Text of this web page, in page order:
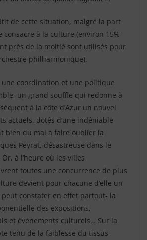
de cette situation, malgré la part
consacre à la culture (environ 15%
près de la moitié sont utilisés pour
philharmonique).
une coordination et une politique
un grand souffle qui redonne à
à la côte d’Azur un nouvel
actuels, dotés d’une indéniable
bien du mal a faire oublier la
Peyrat, désastreuse dans le
à l’heure où les villes
toutes une concurrence de plus
devient pour chacune d’elle un
constater en effet partout- la
des expositions,
et événements culturels… Sur la
tenu de la faiblesse du tissus